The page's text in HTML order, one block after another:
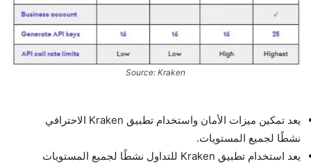
Source: Kraken
يعد تمكين ميزات الأمان واستخدام تطبيق Kraken الاحترافي
نشطًا لجميع المستويات.
يعد استخدام تطبيق Kraken للتداول نشطًا لجميع المستويات